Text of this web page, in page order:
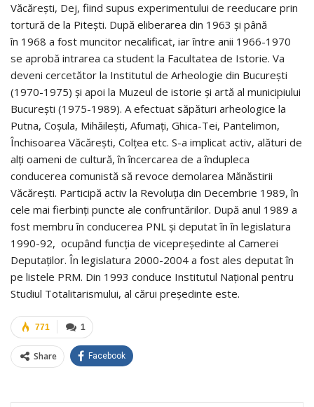
Văcărești, Dej, fiind supus experimentului de reeducare prin
tortură de la Pitești. După eliberarea din 1963 și până
în 1968 a fost muncitor necalificat, iar între anii 1966-1970
se aprobă intrarea ca student la Facultatea de Istorie. Va
deveni cercetător la Institutul de Arheologie din București
(1970-1975) și apoi la Muzeul de istorie și artă al municipiului
București (1975-1989). A efectuat săpături arheologice la
Putna, Coșula, Mihăilești, Afumați, Ghica-Tei, Pantelimon,
Închisoarea Văcărești, Colțea etc. S-a implicat activ, alături de
alți oameni de cultură, în încercarea de a îndupleca
conducerea comunistă să revoce demolarea Mănăstirii
Văcărești. Participă activ la Revoluția din Decembrie 1989, în
cele mai fierbinți puncte ale confruntărilor. După anul 1989 a
fost membru în conducerea PNL și deputat în în legislatura
1990-92, ocupând funcția de vicepreședinte al Camerei
Deputaților. În legislatura 2000-2004 a fost ales deputat în
pe listele PRM. Din 1993 conduce Institutul Național pentru
Studiul Totalitarismului, al cărui președinte este.
1
771
Share Facebook